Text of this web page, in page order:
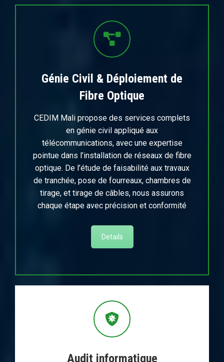
Génie Civil & Déploiement de
Fibre Optique
CEDIM Mali propose des services complets
en génie civil appliqué aux
télécommunications, avec une expertise
pointue dans l’installation de réseaux de fibre
optique. De l’étude de faisabilité aux travaux
de tranchée, pose de fourreaux, chambres de
tirage, et tirage de câbles, nous assurons
chaque étape avec précision et conformité
Details
Audit informatique